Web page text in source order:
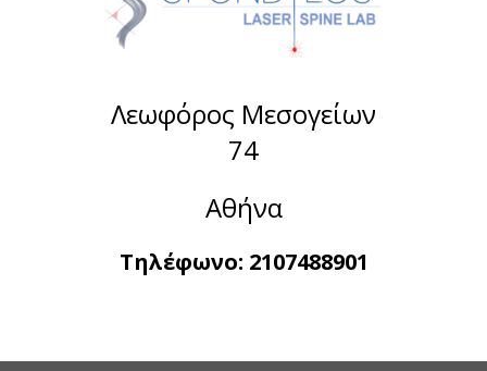
Λεωφόρος Μεσογείων
74
Αθήνα
Τηλέφωνο: 2107488901